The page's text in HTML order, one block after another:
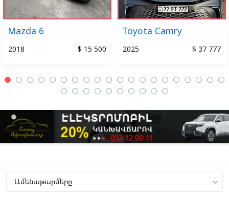
Mazda 6
2018 $ 15 500
Toyota Camry
2025 $ 37 777